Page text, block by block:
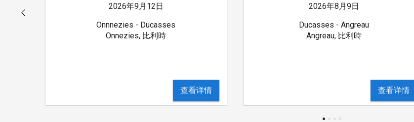
2026年9月12日
Onnnezies - Ducasses
Onnezies, 比利時
查看详情
2026年8月9日
Ducasses - Angreau
Angreau, 比利時
查看详情